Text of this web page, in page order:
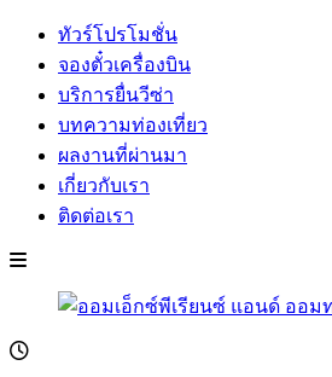
ทัวร์โปรโมชั่น
จองตั๋วเครื่องบิน
บริการยื่นวีซ่า
บทความท่องเที่ยว
ผลงานที่ผ่านมา
เกี่ยวกับเรา
ติดต่อเรา